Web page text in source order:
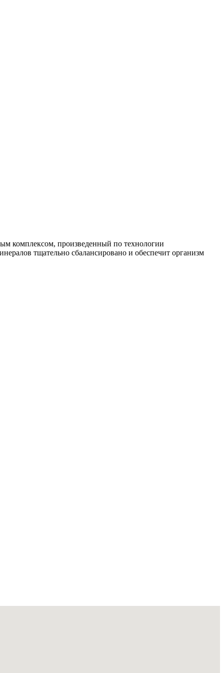
комплексом, произведенный по технологии
тщательно сбалансировано и обеспечит организм